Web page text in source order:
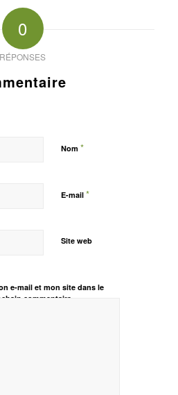
0
RÉPONSES
Nom *
E-mail *
Site web
e-mail et mon site dans le
commentaire.